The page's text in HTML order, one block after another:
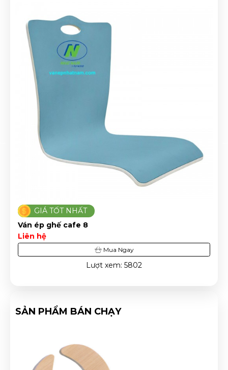
GIÁ TỐT NHẤT
Ván ép ghế cafe 8
Liên hệ
Mua Ngay
Lượt xem: 5802
SẢN PHẨM BÁN CHẠY